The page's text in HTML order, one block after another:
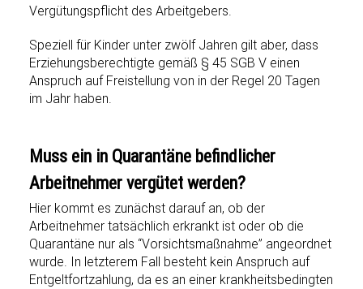
Vergütungspflicht des Arbeitgebers.
Speziell für Kinder unter zwölf Jahren gilt aber, dass
Erziehungsberechtigte gemäß § 45 SGB V einen
Anspruch auf Freistellung von in der Regel 20 Tagen
im Jahr haben.
Muss ein in Quarantäne befindlicher
Arbeitnehmer vergütet werden?
Hier kommt es zunächst darauf an, ob der
Arbeitnehmer tatsächlich erkrankt ist oder ob die
Quarantäne nur als “Vorsichtsmaßnahme” angeordnet
wurde. In letzterem Fall besteht kein Anspruch auf
Entgeltfortzahlung, da es an einer krankheitsbedingten